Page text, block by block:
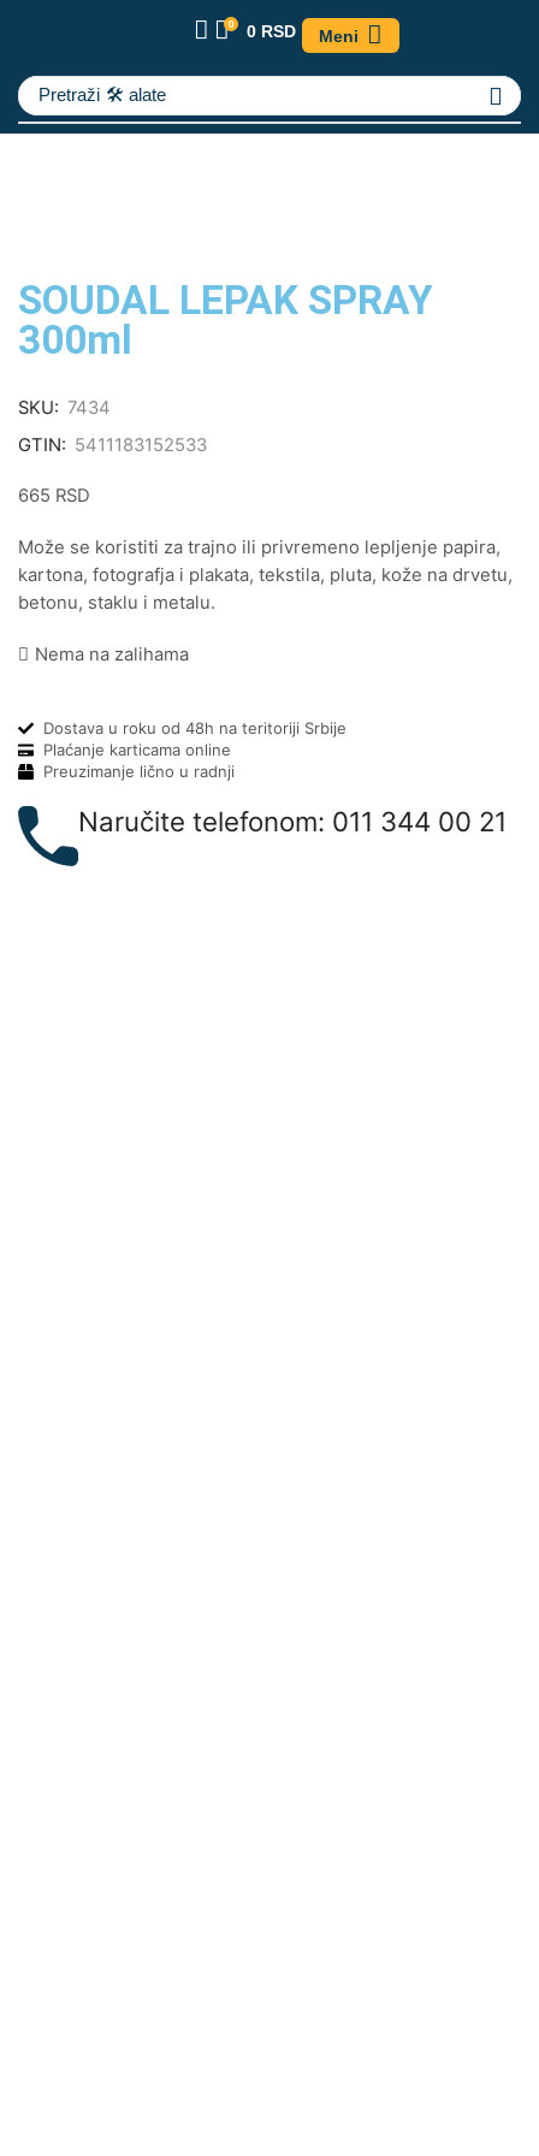
0 0 RSD Meni
Pretraži 🛠️ alate
SOUDAL LEPAK SPRAY
300ml
SKU: 7434
GTIN: 5411183152533
665 RSD
Može se koristiti za trajno ili privremeno lepljenje papira,
kartona, fotografja i plakata, tekstila, pluta, kože na drvetu,
betonu, staklu i metalu.
Nema na zalihama
Dostava u roku od 48h na teritoriji Srbije
Plaćanje karticama online
Preuzimanje lično u radnji
Naručite telefonom: 011 344 00 21